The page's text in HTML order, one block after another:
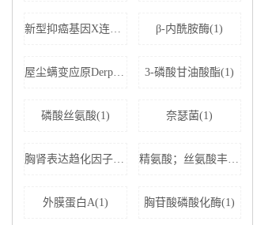
新型抑癌基因X连锁凋亡抑制蛋白相关因子-1(1) β-内酰胺酶(1)
屋尘螨变应原Derp1 IgE抗体(1) 3-磷酸甘油酸酯(1)
磷酸丝氨酸(1) 奈瑟菌(1)
胸肾表达趋化因子(1) 精氨酸；丝氨酸丰富剪接因子1(1)
外膜蛋白A(1) 胸苷酸磷酸化酶(1)